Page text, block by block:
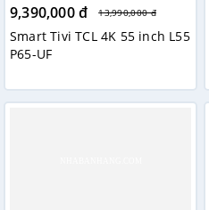
9,390,000 đ 13,990,000 đ
Smart Tivi TCL 4K 55 inch L55
P65-UF